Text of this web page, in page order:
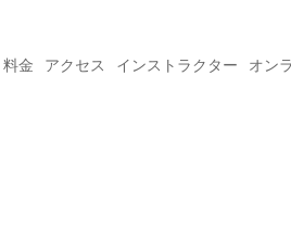
料金 アクセス インストラクター オン